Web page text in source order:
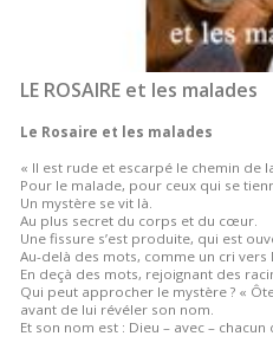
LE ROSAIRE et les malades
Le Rosaire et les malades
« Il est rude et escarpé le chemin de
Pour le malade, pour ceux qui se
Un mystère se vit là.
Au plus secret du corps et du cœur.
Une fissure s’est produite, qui est
Au-delà des mots, comme un cri vers
En deçà des mots, rejoignant des
Qui peut approcher le mystère ? «
avant de lui révéler son nom.
Et son nom est : Dieu – avec – chacun